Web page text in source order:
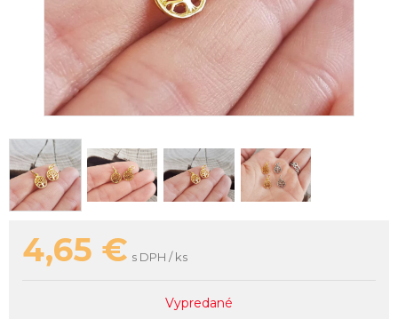
4,65 € s DPH / ks
Vypredané